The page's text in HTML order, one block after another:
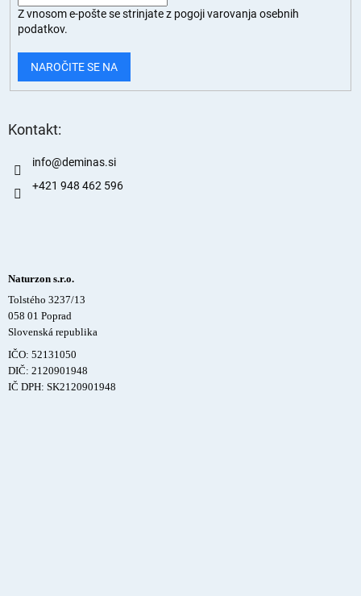
Z vnosom e-pošte se strinjate z pogoji varovanja osebnih
podatkov.
NAROČITE SE NA
Kontakt:
info@deminas.si
+421 948 462 596
Naturzon s.r.o.
Tolstého 3237/13
058 01 Poprad
Slovenská republika
IČO: 52131050
DIČ: 2120901948
IČ DPH: SK2120901948